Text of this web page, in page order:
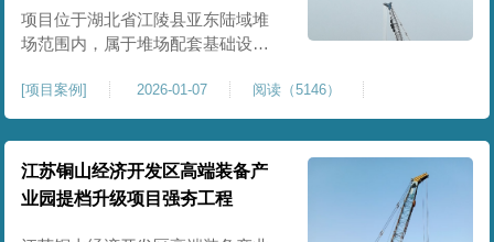
房对地基平整度、整体刚度、沉降
控
项目位于湖北省江陵县亚东陆域堆
场范围内，属于堆场配套基础设施
墙及附属设施建设，是保障场区边
界围护结构稳定、提升场地整体建
设标准的前置关键工程，本项目强
夯处理总面积20000㎡，施工范围为
陆域堆场B区围墙沿线及配套场地。
原场地土层松散、回填不均、固结
程度差，地基承载力较低，且堆
[项目案例] 2026-01-07 阅读（5146）
江苏铜山经济开发区高端装备产
业园提档升级项目强夯工程